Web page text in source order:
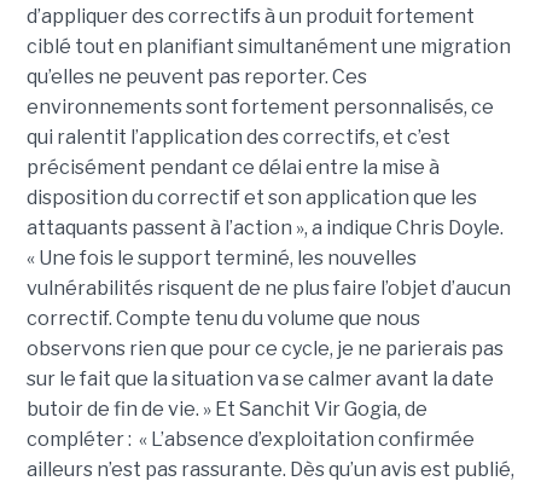
d’appliquer des correctifs à un produit fortement
ciblé tout en planifiant simultanément une migration
qu’elles ne peuvent pas reporter. Ces
environnements sont fortement personnalisés, ce
qui ralentit l’application des correctifs, et c’est
précisément pendant ce délai entre la mise à
disposition du correctif et son application que les
attaquants passent à l’action », a indique Chris Doyle.
« Une fois le support terminé, les nouvelles
vulnérabilités risquent de ne plus faire l’objet d’aucun
correctif. Compte tenu du volume que nous
observons rien que pour ce cycle, je ne parierais pas
sur le fait que la situation va se calmer avant la date
butoir de fin de vie. » Et Sanchit Vir Gogia, de
compléter : « L’absence d’exploitation confirmée
ailleurs n’est pas rassurante. Dès qu’un avis est publié,